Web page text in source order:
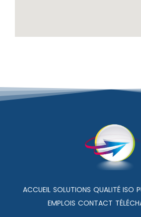
ACCUEIL SOLUTIONS QUALITÉ ISO
EMPLOIS CONTACT